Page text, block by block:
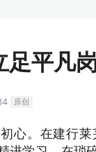
平凡
原创
心。在建行